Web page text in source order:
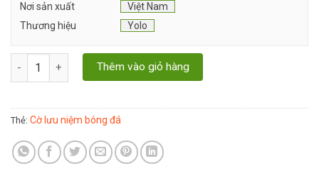
Nơi sản xuất
Việt Nam
Thương hiệu
Yolo
Cờ Lưu Niệm Bóng Đá số lượng
Thêm vào giỏ hàng
Thẻ: Cờ lưu niệm bóng đá